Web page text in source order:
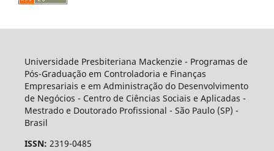
Universidade Presbiteriana Mackenzie - Programas de
Pós-Graduação em Controladoria e Finanças
Empresariais e em Administração do Desenvolvimento
de Negócios - Centro de Ciências Sociais e Aplicadas -
Mestrado e Doutorado Profissional - São Paulo (SP) -
Brasil
ISSN: 2319-0485